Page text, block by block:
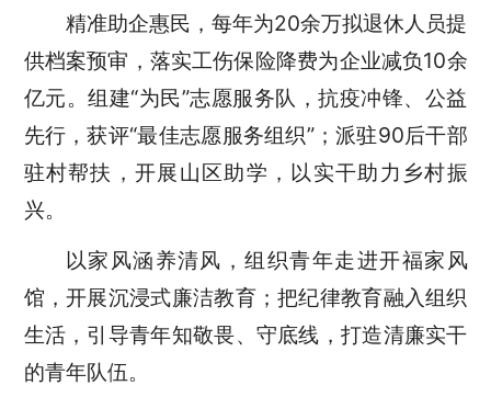
精准助企惠民，每年为20余万拟退休人员提
供档案预审，落实工伤保险降费为企业减负10余
亿元。组建“为民”志愿服务队，抗疫冲锋、公益
先行，获评“最佳志愿服务组织”；派驻90后干部
驻村帮扶，开展山区助学，以实干助力乡村振
兴。
以家风涵养清风，组织青年走进开福家风
馆，开展沉浸式廉洁教育；把纪律教育融入组织
生活，引导青年知敬畏、守底线，打造清廉实干
的青年队伍。